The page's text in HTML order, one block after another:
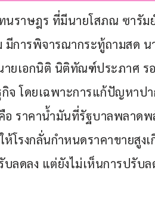
ทนราษฎร ที่มีนายโสภณ ซารัม
การพิจารณากระทู้ถามสด น
ยเอกนิติ นิติทัณฑ์ประภาศ ร
กิจ โดยเฉพาะการแก้ปัญหาป
ราคาน้ำมันที่รัฐบาลพลาดพ
โรงกลั่นกำหนดราคาขายสูงเ
ลดลง แต่ยังไม่เห็นการปรับล